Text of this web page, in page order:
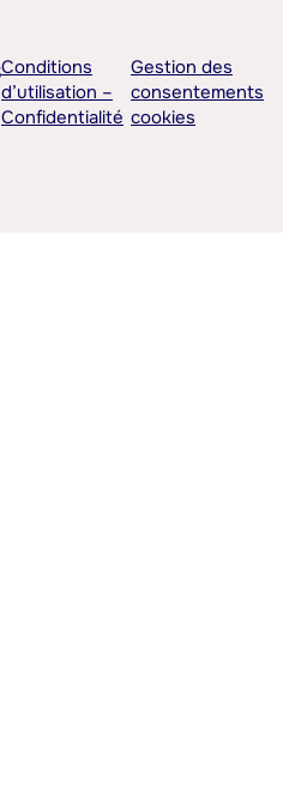
Conditions
d’utilisation –
Confidentialité
Gestion des
consentements
cookies